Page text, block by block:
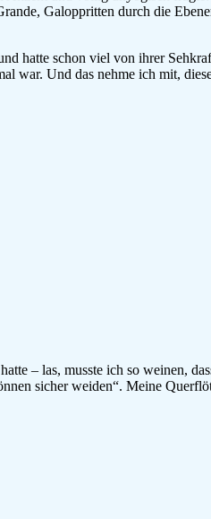
Galoppritten durch die
hatte schon viel von ihrer
war. Und das nehme ich mit,
– las, musste ich so weinen,
sicher weiden“. Meine